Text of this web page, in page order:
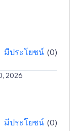
มีประโยชน์ (0)
2026
มีประโยชน์ (0)